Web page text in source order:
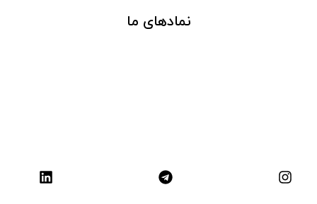
نمادهای ما